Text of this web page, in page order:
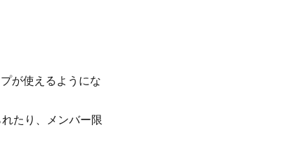
が使えるようにな
たり、メンバー限